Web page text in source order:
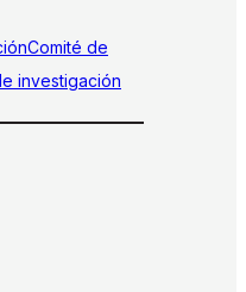
Comité de
investigación